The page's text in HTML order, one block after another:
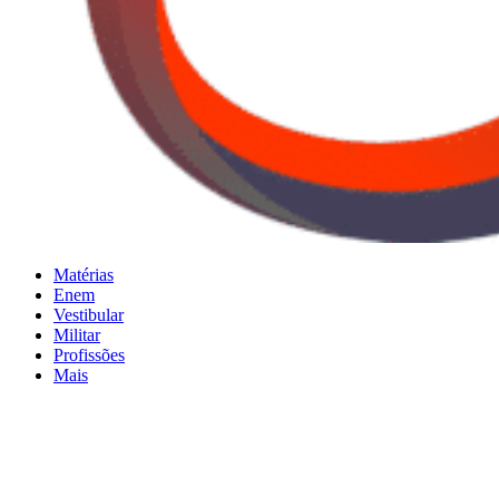
Matérias
Enem
Vestibular
Militar
Profissões
Mais